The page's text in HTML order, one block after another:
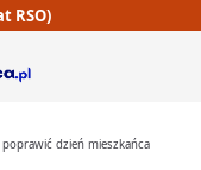
RSO)
dzień mieszkańca